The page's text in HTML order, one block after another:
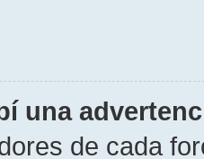
una
de cada